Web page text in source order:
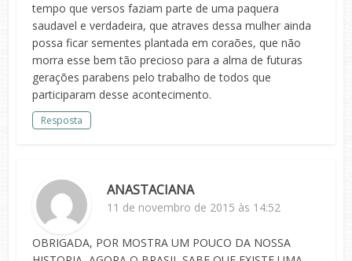
tempo que versos faziam parte de uma paquera
saudavel e verdadeira, que atraves dessa mulher ainda
possa ficar sementes plantada em coraões, que não
morra esse bem tão precioso para a alma de futuras
gerações parabens pelo trabalho de todos que
participaram desse acontecimento.
Resposta
ANASTACIANA
11 de novembro de 2015 às 14:52
OBRIGADA, POR MOSTRA UM POUCO DA NOSSA